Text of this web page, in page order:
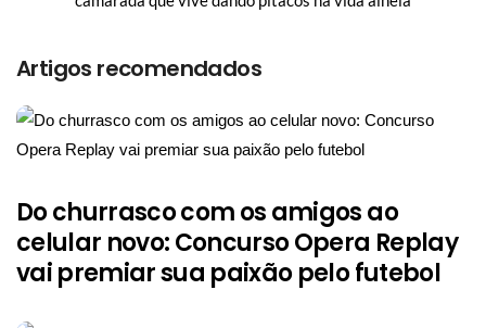
Artigos recomendados
Do churrasco com os amigos ao
celular novo: Concurso Opera Replay
vai premiar sua paixão pelo futebol